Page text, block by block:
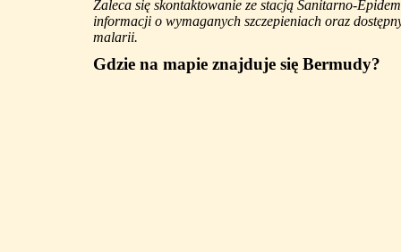
Zaleca się skontaktowanie ze stacją Sanitarno-
informacji o wymaganych szczepieniach oraz
malarii.
Gdzie na mapie znajduje się Bermudy?